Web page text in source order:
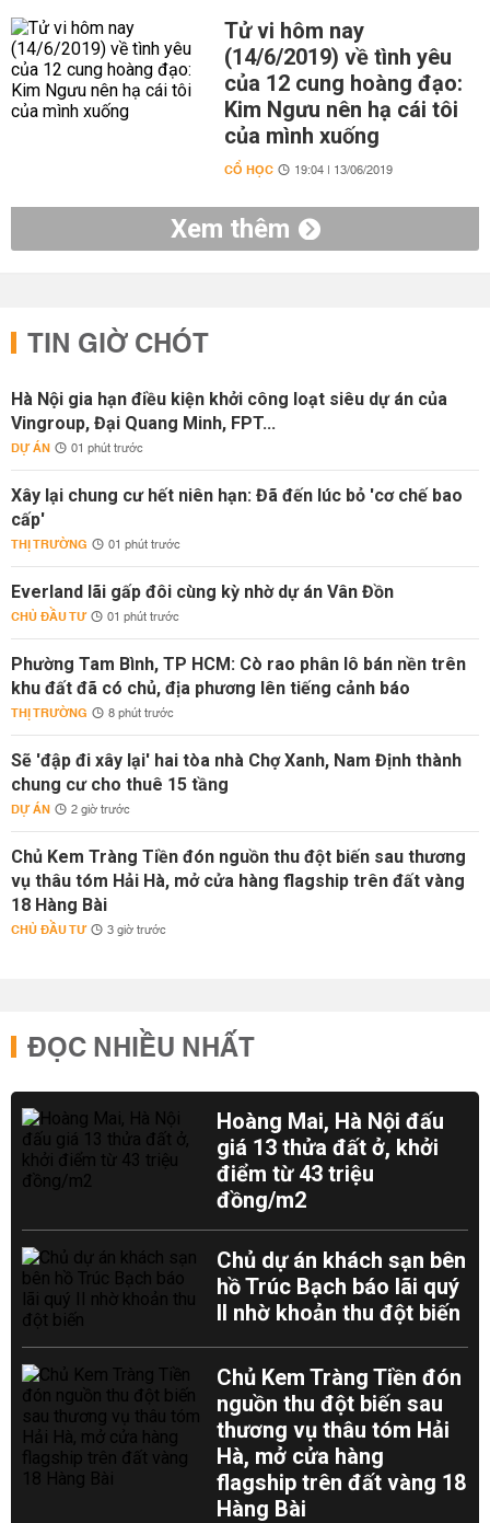
Tử vi hôm nay
(14/6/2019) về tình yêu
của 12 cung hoàng đạo:
Kim Ngưu nên hạ cái tôi
của mình xuống
CỔ HỌC 19:04 | 13/06/2019
Xem thêm
TIN GIỜ CHÓT
Hà Nội gia hạn điều kiện khởi công loạt siêu dự án của
Vingroup, Đại Quang Minh, FPT...
DỰ ÁN 01 phút trước
Xây lại chung cư hết niên hạn: Đã đến lúc bỏ 'cơ chế bao
cấp'
THỊ TRƯỜNG 01 phút trước
Everland lãi gấp đôi cùng kỳ nhờ dự án Vân Đồn
CHỦ ĐẦU TƯ 01 phút trước
Phường Tam Bình, TP HCM: Cò rao phân lô bán nền trên
khu đất đã có chủ, địa phương lên tiếng cảnh báo
THỊ TRƯỜNG 8 phút trước
Sẽ 'đập đi xây lại' hai tòa nhà Chợ Xanh, Nam Định thành
chung cư cho thuê 15 tầng
DỰ ÁN 2 giờ trước
Chủ Kem Tràng Tiền đón nguồn thu đột biến sau thương
vụ thâu tóm Hải Hà, mở cửa hàng flagship trên đất vàng
18 Hàng Bài
CHỦ ĐẦU TƯ 3 giờ trước
ĐỌC NHIỀU NHẤT
Hoàng Mai, Hà Nội đấu
giá 13 thửa đất ở, khởi
điểm từ 43 triệu
đồng/m2
Chủ dự án khách sạn bên
hồ Trúc Bạch báo lãi quý
II nhờ khoản thu đột biến
Chủ Kem Tràng Tiền đón
nguồn thu đột biến sau
thương vụ thâu tóm Hải
Hà, mở cửa hàng
flagship trên đất vàng 18
Hàng Bài